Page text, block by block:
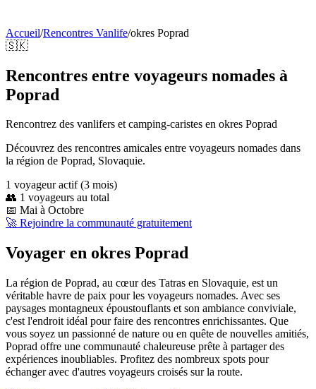
Accueil/Rencontres Vanlife/okres Poprad
🇸🇰
Rencontres entre voyageurs nomades à
Poprad
Rencontrez des vanlifers et camping-caristes en okres Poprad
Découvrez des rencontres amicales entre voyageurs nomades dans
la région de Poprad, Slovaquie.
1 voyageuractif(3 mois)
👥 1 voyageurs au total
📅 Mai à Octobre
🚀 Rejoindre la communauté gratuitement
Voyager en okres Poprad
La région de Poprad, au cœur des Tatras en Slovaquie, est un
véritable havre de paix pour les voyageurs nomades. Avec ses
paysages montagneux époustouflants et son ambiance conviviale,
c'est l'endroit idéal pour faire des rencontres enrichissantes. Que
vous soyez un passionné de nature ou en quête de nouvelles amitiés,
Poprad offre une communauté chaleureuse prête à partager des
expériences inoubliables. Profitez des nombreux spots pour
échanger avec d'autres voyageurs croisés sur la route.